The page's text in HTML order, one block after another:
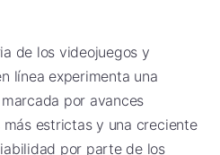
de los videojuegos y
línea experimenta una
por avances
estrictas y una creciente
por parte de los